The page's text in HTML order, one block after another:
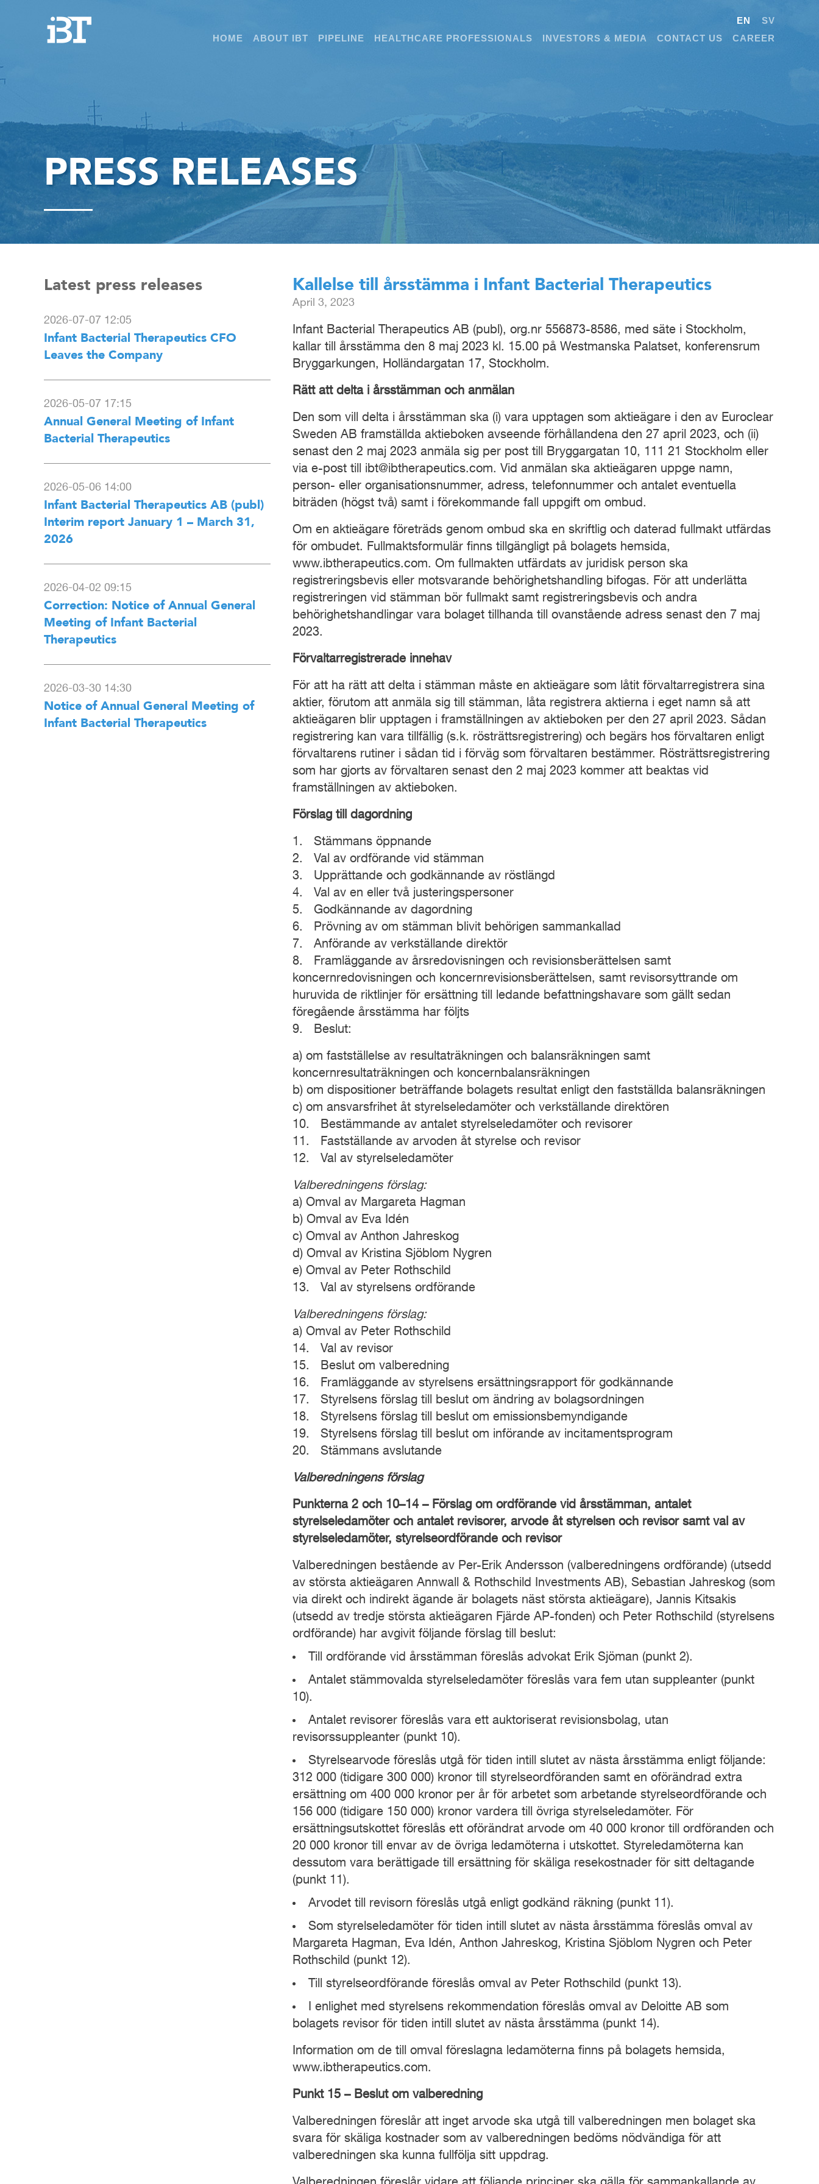
EN
SV
HOME
ABOUT IBT PIPELINE HEALTHCARE PROFESSIONALS INVESTORS & MEDIA CONTACT US CAREER
PRESS RELEASES
Kallelse till årsstämma i Infant Bacterial Therapeutics
April 3, 2023
Infant Bacterial Therapeutics AB (publ), org.nr 556873-8586, med säte i Stockholm,
kallar till årsstämma den 8 maj 2023 kl. 15.00 på Westmanska Palatset, konferensrum
Bryggarkungen, Holländargatan 17, Stockholm.
Rättatt delta i årsstämman och anmälan
Den som vill delta i årsstämman ska (i) vara upptagen som aktieägare i den av Euroclear
Sweden AB framställda aktieboken avseende förhållandena den 27 april 2023, och (ii)
senast den 2 maj 2023 anmäla sig per post till Bryggargatan 10, 111 21 Stockholm eller
via e-post till ibt@ibtherapeutics.com. Vid anmälan ska aktieägaren uppge namn,
person- eller organisationsnummer, adress, telefonnummer och antalet eventuella
biträden (högst två) samt i förekommande fall uppgift om ombud.
Om en aktieägare företräds genom ombud ska en skriftlig och daterad fullmakt utfärdas
för ombudet. Fullmaktsformulär finns tillgängligt på bolagets hemsida,
www.ibtherapeutics.com. Om fullmakten utfärdats av juridisk person ska
registreringsbevis eller motsvarande behörighetshandling bifogas. För att underlätta
registreringen vid stämman bör fullmakt samt registreringsbevis och andra
behörighetshandlingar vara bolaget tillhanda till ovanstående adress senast den 7 maj
2023.
Förvaltarregistrerade innehav
För att ha rätt att delta i stämman måste en aktieägare som låtit förvaltarregistrera sina
aktier, förutom att anmäla sig till stämman, låta registrera aktierna i eget namn så att
aktieägaren blir upptagen i framställningen av aktieboken per den 27 april 2023. Sådan
registrering kan vara tillfällig (s.k. rösträttsregistrering) och begärs hos förvaltaren enligt
förvaltarens rutiner i sådan tid i förväg som förvaltaren bestämmer. Rösträttsregistrering
som har gjorts av förvaltaren senast den 2 maj 2023 kommer att beaktas vid
framställningen av aktieboken.
Förslag till dagordning
1. Stämmans öppnande
2. Val av ordförande vid stämman
3. Upprättande och godkännande av röstlängd
4. Val av en eller två justeringspersoner
5. Godkännande av dagordning
6. Prövning av om stämman blivit behörigen sammankallad
7. Anförande av verkställande direktör
8. Framläggande av årsredovisningen och revisionsberättelsen samt
koncernredovisningen och koncernrevisionsberättelsen, samt revisorsyttrande om
huruvida de riktlinjer för ersättning till ledande befattningshavare som gällt sedan
föregående årsstämma har följts
9. Beslut:
a) om fastställelse av resultaträkningen och balansräkningen samt
koncernresultaträkningen och koncernbalansräkningen
b) om dispositioner beträffande bolagets resultat enligt den fastställda balansräkningen
c) om ansvarsfrihet åt styrelseledamöter och verkställande direktören
10. Bestämmande av antalet styrelseledamöter och revisorer
11. Fastställande av arvoden åt styrelse och revisor
12. Val av styrelseledamöter
Valberedningens förslag:
a) Omval av Margareta Hagman
b) Omval av Eva Idén
c) Omval av Anthon Jahreskog
d) Omval av Kristina Sjöblom Nygren
e) Omval av Peter Rothschild
13. Val av styrelsens ordförande
Valberedningens förslag:
a) Omval av Peter Rothschild
14. Val av revisor
15. Beslut om valberedning
16. Framläggande av styrelsens ersättningsrapport för godkännande
17. Styrelsens förslag till beslut om ändring av bolagsordningen
18. Styrelsens förslag till beslut om emissionsbemyndigande
19. Styrelsens förslag till beslut om införande av incitamentsprogram
20. Stämmans avslutande
Valberedningens förslag
Punkterna 2 och 10–14 – Förslag om ordförande vid årsstämman, antalet
styrelseledamöter och antalet revisorer, arvode åt styrelsen och revisor samt val av
styrelseledamöter, styrelseordförande och revisor
Valberedningen bestående av Per-Erik Andersson (valberedningens ordförande) (utsedd
av största aktieägaren Annwall & Rothschild Investments AB), Sebastian Jahreskog (som
via direkt och indirekt ägande är bolagets näst största aktieägare), Jannis Kitsakis
(utsedd av tredje största aktieägaren Fjärde AP-fonden) och Peter Rothschild (styrelsens
ordförande) har avgivit följande förslag till beslut:
Till ordförande vid årsstämman föreslås advokat Erik Sjöman (punkt 2).
Antalet stämmovalda styrelseledamöter föreslås vara fem utan suppleanter (punkt
10).
Antalet revisorer föreslås vara ett auktoriserat revisionsbolag, utan
revisorssuppleanter (punkt 10).
Styrelsearvode föreslås utgå för tiden intill slutet av nästa årsstämma enligt följande:
312 000 (tidigare 300 000) kronor till styrelseordföranden samt en oförändrad extra
ersättning om 400 000 kronor per år för arbetet som arbetande styrelseordförande och
156 000 (tidigare 150 000) kronor vardera till övriga styrelseledamöter. För
ersättningsutskottet föreslås ett oförändrat arvode om 40 000 kronor till ordföranden och
20 000 kronor till envar av de övriga ledamöterna i utskottet. Styreledamöterna kan
dessutom vara berättigade till ersättning för skäliga resekostnader för sitt deltagande
(punkt 11).
Arvodet till revisorn föreslås utgå enligt godkänd räkning (punkt 11).
Som styrelseledamöter för tiden intill slutet av nästa årsstämma föreslås omval av
Margareta Hagman, Eva Idén, Anthon Jahreskog, Kristina Sjöblom Nygren och Peter
Rothschild (punkt 12).
Till styrelseordförande föreslås omval av Peter Rothschild (punkt 13).
I enlighet med styrelsens rekommendation föreslås omval av Deloitte AB som
bolagets revisor för tiden intill slutet av nästa årsstämma (punkt 14).
Information om de till omval föreslagna ledamöterna finns på bolagets hemsida,
www.ibtherapeutics.com.
Punkt 1 5 – Beslut om valberedning
Valberedningen föreslår att inget arvode ska utgå till valberedningen men bolaget ska
svara för skäliga kostnader som av valberedningen bedöms nödvändiga för att
valberedningen ska kunna fullfölja sitt uppdrag.
Latest press releases
2026-07-07 12:05
Infant Bacterial Therapeutics CFO
Leaves the Company
2026-05-07 17:15
Annual General Meeting of Infant
Bacterial Therapeutics
2026-05-06 14:00
Infant Bacterial Therapeutics AB (publ)
Interim report January 1 – March 31,
2026
2026-04-02 09:15
Correction: Notice of Annual General
Meeting of Infant Bacterial
Therapeutics
2026-03-30 14:30
Notice of Annual General Meeting of
Infant Bacterial Therapeutics